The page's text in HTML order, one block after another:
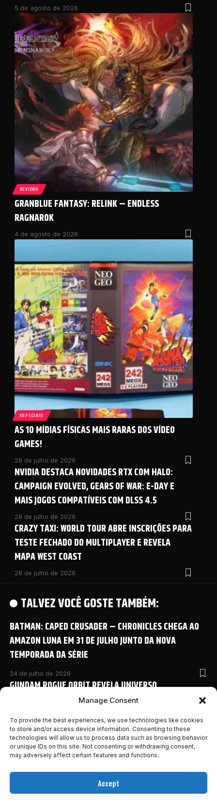
Manage Consent
To provide the best experiences, we use technologies like cookies
to store and/or access device information. Consenting to these
technologies will allow us to process data such as browsing behavior
or unique IDs on this site. Not consenting or withdrawing consent,
may adversely affect certain features and functions.
Accept
5 de agosto de 2026
REVIEWS
GRANBLUE FANTASY: RELINK – ENDLESS
RAGNAROK
4 de agosto de 2026
ESPECIAIS
AS 10 MÍDIAS FÍSICAS MAIS RARAS DOS VÍDEO
GAMES!
28 de julho de 2026
NVIDIA DESTACA NOVIDADES RTX COM HALO:
CAMPAIGN EVOLVED, GEARS OF WAR: E-DAY E
MAIS JOGOS COMPATÍVEIS COM DLSS 4.5
28 de julho de 2026
CRAZY TAXI: WORLD TOUR ABRE INSCRIÇÕES PARA
TESTE FECHADO DO MULTIPLAYER E REVELA
MAPA WEST COAST
28 de julho de 2026
TALVEZ VOCÊ GOSTE TAMBÉM:
BATMAN: CAPED CRUSADER – CHRONICLES CHEGA AO
AMAZON LUNA EM 31 DE JULHO JUNTO DA NOVA
TEMPORADA DA SÉRIE
24 de julho de 2026
GUNDAM ROGUE ORBIT REVELA UNIVERSO
COMPARTILHADO COM NOVO ANIME E DETALHES
24 de julho de 2026
MONSTER HUNTER OUTLANDERS ABRE PRÉ-REGISTRO E
REVELA NOVOS DETALHES DA AVENTURA MOBILE DA
FRANQUIA
24 de julho de 2026